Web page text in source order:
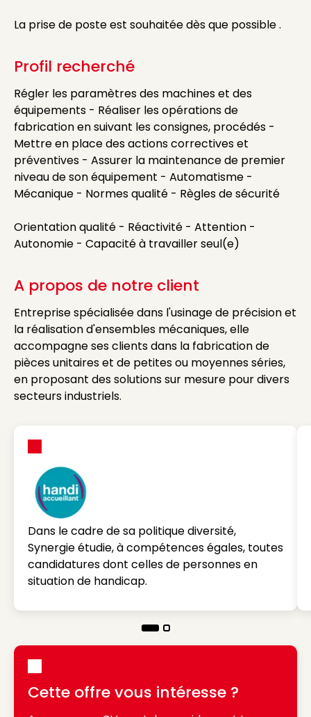
La prise de poste est souhaitée dès que possible .
Profil recherché
Régler les paramètres des machines et des
équipements - Réaliser les opérations de
fabrication en suivant les consignes, procédés -
Mettre en place des actions correctives et
préventives - Assurer la maintenance de premier
niveau de son équipement - Automatisme -
Mécanique - Normes qualité - Règles de sécurité
Orientation qualité - Réactivité - Attention -
Autonomie - Capacité à travailler seul(e)
A propos de notre client
Entreprise spécialisée dans l'usinage de précision et
la réalisation d'ensembles mécaniques, elle
accompagne ses clients dans la fabrication de
pièces unitaires et de petites ou moyennes séries,
en proposant des solutions sur mesure pour divers
secteurs industriels.
Dans le cadre de sa politique diversité,
Synergie étudie, à compétences égales, toutes
candidatures dont celles de personnes en
situation de handicap.
Cette offre vous intéresse ?